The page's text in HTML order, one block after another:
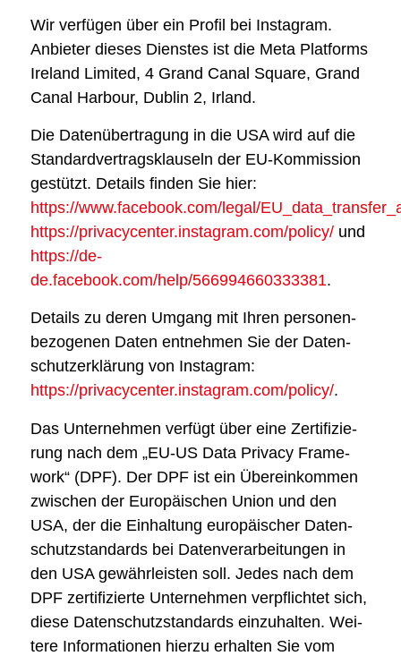
Wir ver­fü­gen über ein Pro­fil bei Insta­gram.
Anbie­ter die­ses Diens­tes ist die Meta Plat­forms
Ire­land Limi­t­ed, 4 Grand Canal Squa­re, Grand
Canal Har­bour, Dub­lin 2, Irland.
Die Daten­über­tra­gung in die USA wird auf die
Stan­dard­ver­trags­klau­seln der EU-Kom­mis­si­on
gestützt. Details fin­den Sie hier:
https://www.facebook.com/legal/
https://privacycenter.instagram.com/policy/und
https://de-
de.facebook.com/help/566994660333381.
Details zu deren Umgang mit Ihren per­so­nen­
be­zo­ge­nen Daten ent­neh­men Sie der Daten­
schutz­er­klä­rung von Insta­gram:
https://privacycenter.instagram.com/policy/.
Das Unter­neh­men ver­fügt über eine Zer­ti­fi­zie­
rung nach dem „EU-US Data Pri­va­cy Frame­
work“ (DPF). Der DPF ist ein Über­ein­kom­men
zwi­schen der Euro­päi­schen Uni­on und den
USA, der die Ein­hal­tung euro­päi­scher Daten­
schutz­stan­dards bei Daten­ver­ar­bei­tun­gen in
den USA gewähr­leis­ten soll. Jedes nach dem
DPF zer­ti­fi­zier­te Unter­neh­men ver­pflich­tet sich,
die­se Daten­schutz­stan­dards ein­zu­hal­ten. Wei­
te­re Infor­ma­tio­nen hier­zu erhal­ten Sie vom